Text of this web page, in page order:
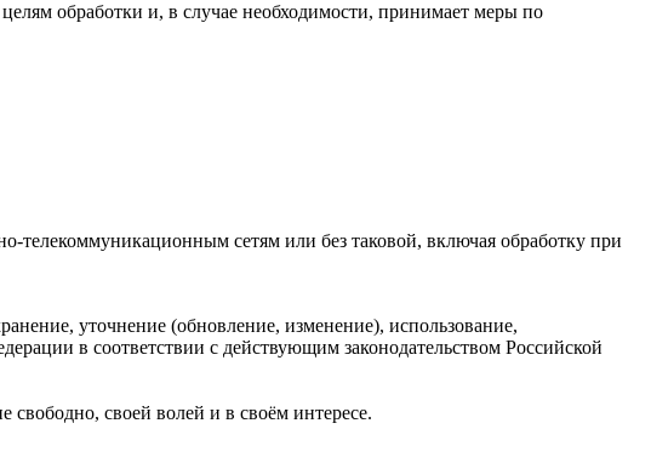
обработки и, в случае необходимости, принимает меры по
телекоммуникационным сетям или без таковой, включая обработку при
уточнение (обновление, изменение), использование,
в соответствии с действующим законодательством Российской
своей волей и в своём интересе.